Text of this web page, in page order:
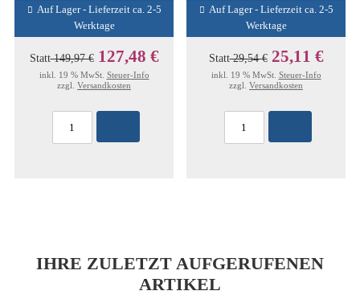
Auf Lager - Lieferzeit ca. 2-5
Werktage
Statt149,97 € 127,48 €
inkl. 19 % MwSt. Steuer-Info
zzgl. Versandkosten
Auf Lager - Lieferzeit ca. 2-5
Werktage
Statt29,54 € 25,11 €
inkl. 19 % MwSt. Steuer-Info
zzgl. Versandkosten
IHRE ZULETZT AUFGERUFENEN
ARTIKEL